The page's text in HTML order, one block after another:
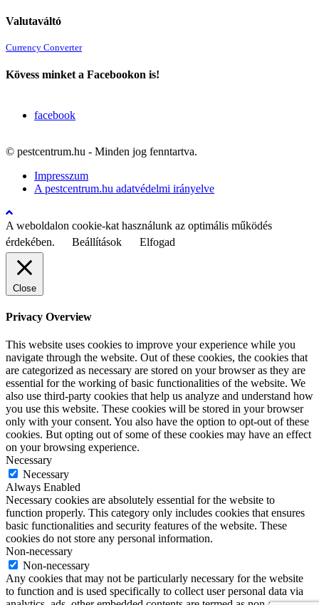
Valutaváltó
Currency Converter
Kövess minket a Facebookon is!
facebook
© pestcentrum.hu - Minden jog fenntartva.
Impresszum
A pestcentrum.hu adatvédelmi irányelve
A weboldalon cookie-kat használunk az optimális működés
érdekében.
Beállítások Elfogad
Close
Privacy Overview
This website uses cookies to improve your experience while you
navigate through the website. Out of these cookies, the cookies that
are categorized as necessary are stored on your browser as they are
essential for the working of basic functionalities of the website. We
also use third-party cookies that help us analyze and understand how
you use this website. These cookies will be stored in your browser
only with your consent. You also have the option to opt-out of these
cookies. But opting out of some of these cookies may have an effect
on your browsing experience.
Necessary
Necessary
Always Enabled
Necessary cookies are absolutely essential for the website to
function properly. This category only includes cookies that ensures
basic functionalities and security features of the website. These
cookies do not store any personal information.
Non-necessary
Non-necessary
Any cookies that may not be particularly necessary for the website
to function and is used specifically to collect user personal data via